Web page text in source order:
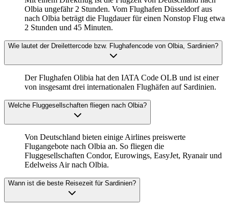
Olbia ungefähr 2 Stunden. Vom Flughafen Düsseldorf aus
nach Olbia beträgt die Flugdauer für einen Nonstop Flug etwa
2 Stunden und 45 Minuten.
Wie lautet der Dreilettercode bzw. Flughafencode von Olbia, Sardinien?
Der Flughafen Olibia hat den IATA Code OLB und ist einer
von insgesamt drei internationalen Flughäfen auf Sardinien.
Welche Fluggesellschaften fliegen nach Olbia?
Von Deutschland bieten einige Airlines preiswerte
Flugangebote nach Olbia an. So fliegen die
Fluggesellschaften Condor, Eurowings, EasyJet, Ryanair und
Edelweiss Air nach Olbia.
Wann ist die beste Reisezeit für Sardinien?